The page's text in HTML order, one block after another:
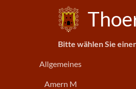
Bitte wählen Sie
Allgemeines
Amern M